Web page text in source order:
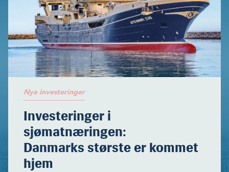
Nye investeringer
Investeringer i
sjømatnæringen:
Danmarks største er kommet
hjem